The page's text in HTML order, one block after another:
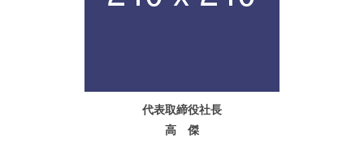
代表取締役社長
高 傑